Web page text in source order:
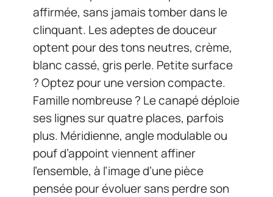
affirmée, sans jamais tomber dans le
clinquant. Les adeptes de douceur
optent pour des tons neutres, crème,
blanc cassé, gris perle. Petite surface
? Optez pour une version compacte.
Famille nombreuse ? Le canapé déploie
ses lignes sur quatre places, parfois
plus. Méridienne, angle modulable ou
pouf d’appoint viennent affiner
l’ensemble, à l’image d’une pièce
pensée pour évoluer sans perdre son